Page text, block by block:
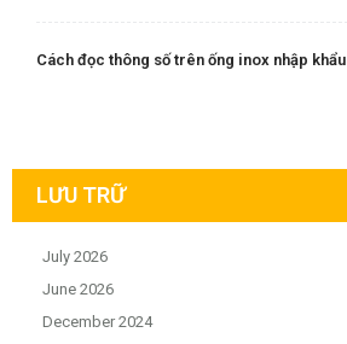
Cách đọc thông số trên ống inox nhập khẩu
LƯU TRỮ
July 2026
June 2026
December 2024